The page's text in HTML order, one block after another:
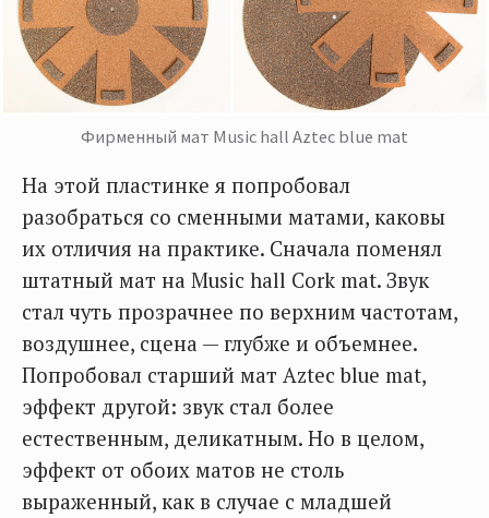
Фирменный мат Music hall Aztec blue mat
На этой пластинке я попробовал
разобраться со сменными матами, каковы
их отличия на практике. Сначала поменял
штатный мат на Music hall Cork mat. Звук
стал чуть прозрачнее по верхним частотам,
воздушнее, сцена — глубже и объемнее.
Попробовал старший мат Aztec blue mat,
эффект другой: звук стал более
естественным, деликатным. Но в целом,
эффект от обоих матов не столь
выраженный, как в случае с младшей